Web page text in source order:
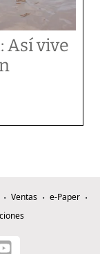
Así vive
Ventas
e-Paper